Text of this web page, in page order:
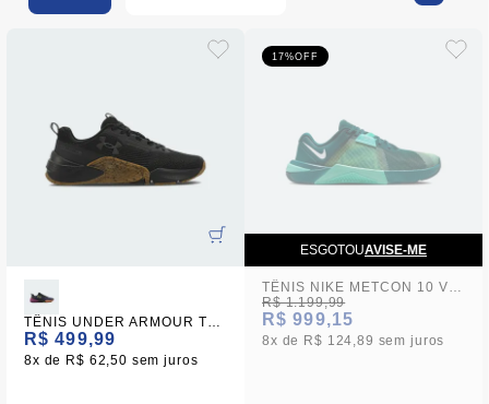
TÊNIS UNDER ARMOUR TRIBASE REPS 2 UNISEX
R$ 499,99
8x R$ 62,50 sem juros
17%OFF
ESGOTOUAVISE-ME
TÊNIS NIKE METCON 10 VERDE FEMININO
R$ 1.199,99
R$ 999,15
8x R$ 124,89 sem juros